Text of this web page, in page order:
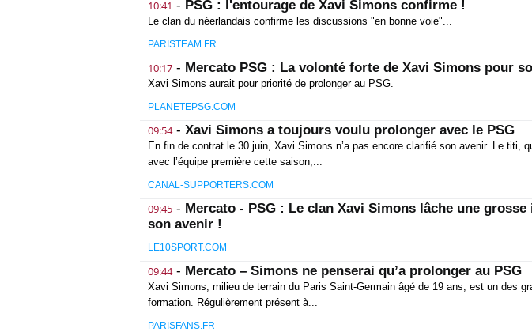
10:41 - PSG : l'entourage de Xavi Simons confirme !
Le clan du néerlandais confirme les discussions "en bonne voie"...
PARISTEAM.FR
10:17 - Mercato PSG : La volonté forte de Xavi Simons pour
Xavi Simons aurait pour priorité de prolonger au PSG.
PLANETEPSG.COM
09:54- Xavi Simons a toujours voulu prolonger avec le PSG
En fin de contrat le 30 juin, Xavi Simons n’a pas encore clarifié son avenir. Le titi,
avec l’équipe première cette saison,...
CANAL-SUPPORTERS.COM
09:45 - Mercato - PSG : Le clan Xavi Simons lâche une
son avenir !
LE10SPORT.COM
09:44- Mercato – Simons ne penserai qu’a prolonger au PSG
Xavi Simons, milieu de terrain du Paris Saint-Germain âgé de 19 ans, est un des
formation. Régulièrement présent à...
PARISFANS.FR